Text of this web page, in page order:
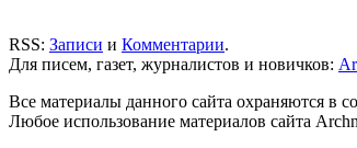
RSS: Записи и Комментарии.
Для писем, газет, журналистов и новичков:
Все материалы данного сайта охраняются в
Любое использование материалов сайта